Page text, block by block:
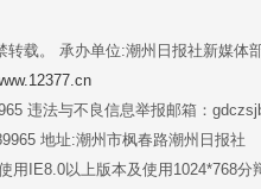
转载。 承办单位:潮州日报社新媒体
违法与不良信息举报邮箱：
地址:潮州市枫春路潮州日报社
用IE8.0以上版本及使用1024*768分